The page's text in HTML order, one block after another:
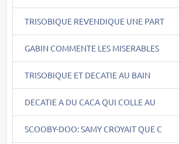
TRISOBIQUE REVENDIQUE UNE PART
GABIN COMMENTE LES MISERABLES
TRISOBIQUE ET DECATIE AU BAIN
DECATIE A DU CACA QUI COLLE AU
SCOOBY-DOO: SAMY CROYAIT QUE C